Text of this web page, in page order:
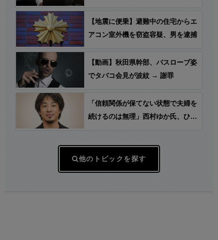
ラブホテル、“ドルフィンイマージ
ュ202号室”からのリモートだった
【地震に便乗】避難中の住宅からエ
アコン室外機を窃盗容疑、男を逮捕
【動画】秋田県幹部、バスローブ姿
でタバコ会見が波紋 → 謝罪
「信頼関係が保てない状態で夫婦を
続けるのは無理」西村ゆか氏、ひろ
他のトピックを探す